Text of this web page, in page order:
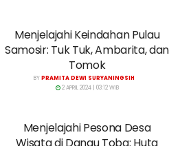
Menjelajahi Keindahan Pulau
Samosir: Tuk Tuk, Ambarita, dan
Tomok
BYPRAMITA DEWI SURYANINGSIH
2 APRIL 2024 | 03:12 WIB
Menjelajahi Pesona Desa
Wisata di Danau Toba: Huta